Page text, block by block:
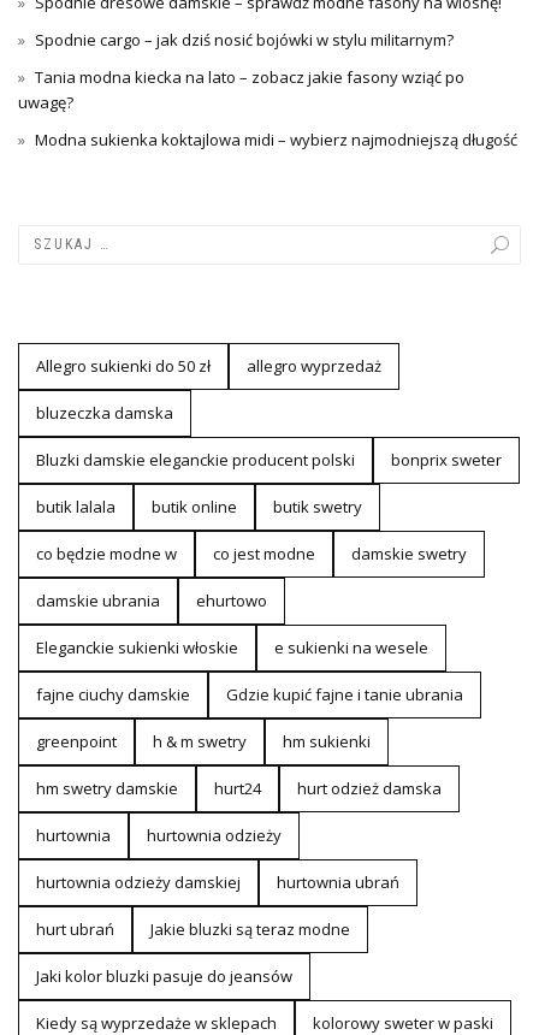
Spodnie cargo – jak dziś nosić bojówki w stylu militarnym?
Tania modna kiecka na lato – zobacz jakie fasony wziąć po
uwagę?
Modna sukienka koktajlowa midi – wybierz najmodniejszą długość
Allegro sukienki do 50 zł allegro wyprzedaż
bluzeczka damska
Bluzki damskie eleganckie producent polski bonprix sweter
butik lalala butik online butik swetry
co będzie modne w co jest modne damskie swetry
damskie ubrania ehurtowo
Eleganckie sukienki włoskie e sukienki na wesele
fajne ciuchy damskie Gdzie kupić fajne i tanie ubrania
greenpoint h & m swetry hm sukienki
hm swetry damskie hurt24 hurt odzież damska
hurtownia hurtownia odzieży
hurtownia odzieży damskiej hurtownia ubrań
hurt ubrań Jakie bluzki są teraz modne
Jaki kolor bluzki pasuje do jeansów
Kiedy są wyprzedaże w sklepach kolorowy sweter w paski